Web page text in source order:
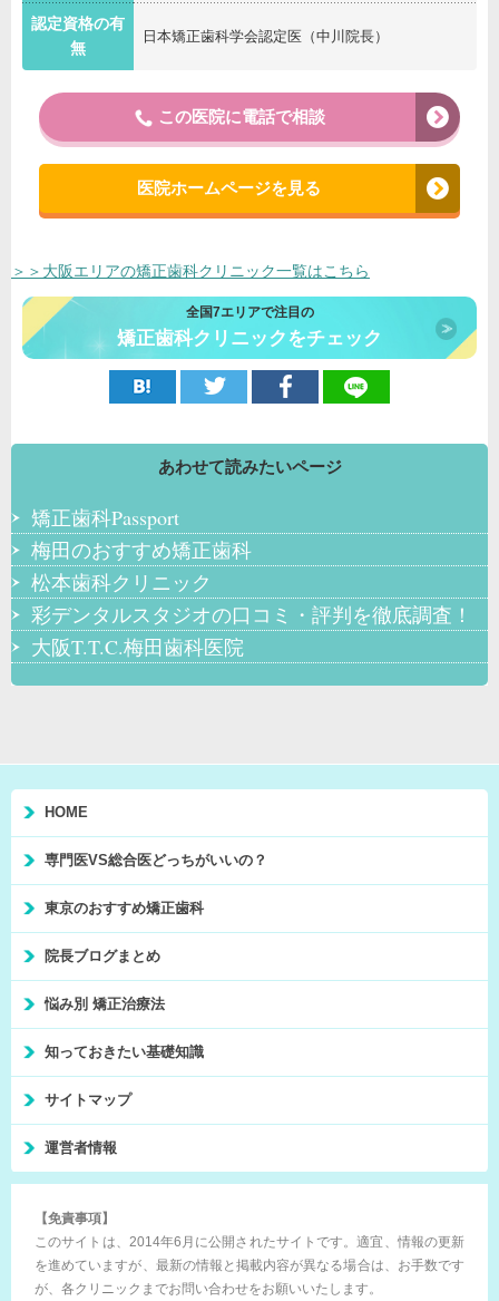
認定資格の有
無
日本矯正歯科学会認定医（中川院長）
この医院に電話で相談
医院ホームページを見る
＞＞大阪エリアの矯正歯科クリニック一覧はこちら
全国7エリアで注目の
矯正歯科クリニックをチェック
あわせて読みたいページ
矯正歯科Passport
梅田のおすすめ矯正歯科
松本歯科クリニック
彩デンタルスタジオの口コミ・評判を徹底調査！
大阪T.T.C.梅田歯科医院
HOME
専門医VS総合医どっちがいいの？
東京のおすすめ矯正歯科
院長ブログまとめ
悩み別 矯正治療法
知っておきたい基礎知識
サイトマップ
運営者情報
【免責事項】
このサイトは、2014年6月に公開されたサイトです。適宜、情報の更新
を進めていますが、最新の情報と掲載内容が異なる場合は、お手数です
が、各クリニックまでお問い合わせをお願いいたします。